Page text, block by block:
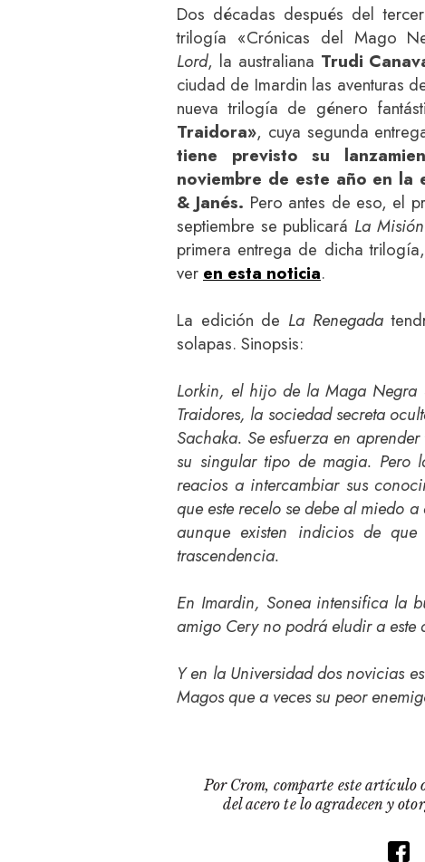
Dos décadas después del
trilogía «Crónicas del Mago
Lord, la australiana Trudi
ciudad de Imardin las aventuras
nueva trilogía de género
Traidora», cuya segunda
tiene previsto su
noviembre de este año en la
& Janés. Pero antes de eso, el
septiembre se publicará La
primera entrega de dicha
ver en esta noticia.
La edición de La Renegada
solapas. Sinopsis:
Lorkin, el hijo de la Maga Negra
Traidores, la sociedad secreta
Sachaka. Se esfuerza en
su singular tipo de magia. Pero
reacios a intercambiar sus
que este recelo se debe al miedo
aunque existen indicios de
trascendencia.
En Imardin, Sonea intensifica la
amigo Cery no podrá eludir a este
Y en la Universidad dos novicias
Magos que a veces su peor
Por Crom, comparte este
del acero te lo agradecen y